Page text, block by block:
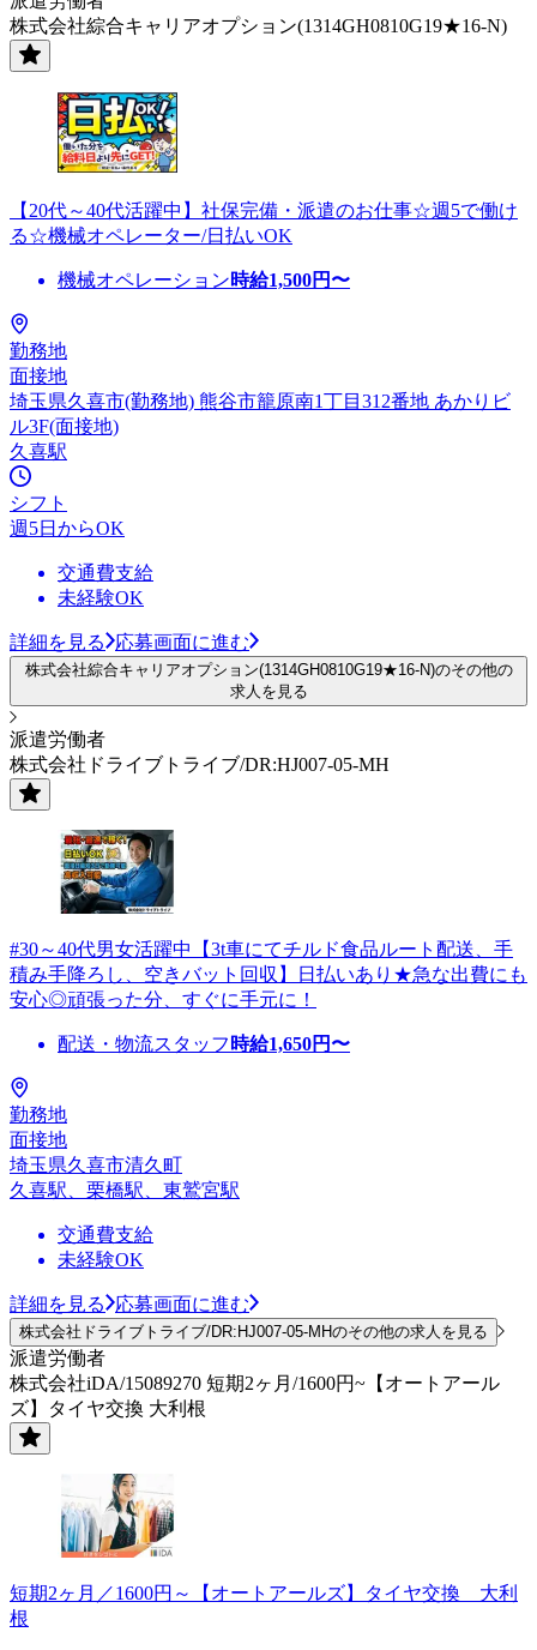
株式会社綜合キャリアオプション(1314GH0810G19★16-N)
【20代～40代活躍中】社保完備・派遣のお仕事☆週5で働け
る☆機械オペレーター/日払いOK
機械オペレーション時給1,500円〜
勤務地
面接地
埼玉県久喜市(勤務地) 熊谷市籠原南1丁目312番地 あかりビ
ル3F(面接地)
久喜駅
シフト
週5日からOK
交通費支給
未経験OK
詳細を見る 応募画面に進む
株式会社綜合キャリアオプション(1314GH0810G19★16-N)のその他の
求人を見る
派遣労働者
株式会社ドライブトライブ/DR:HJ007-05-MH
#30～40代男女活躍中【3t車にてチルド食品ルート配送、手
積み手降ろし、空きバット回収】日払いあり★急な出費にも
安心◎頑張った分、すぐに手元に！
配送・物流スタッフ 時給1,650円〜
勤務地
面接地
埼玉県久喜市清久町
久喜駅、栗橋駅、東鷲宮駅
交通費支給
未経験OK
詳細を見る 応募画面に進む
株式会社ドライブトライブ/DR:HJ007-05-MHのその他の求人を見る
派遣労働者
株式会社iDA/15089270 短期2ヶ月/1600円~【オートアール
ズ】タイヤ交換 大利根
短期2ヶ月／1600円～【オートアールズ】タイヤ交換 大利
根